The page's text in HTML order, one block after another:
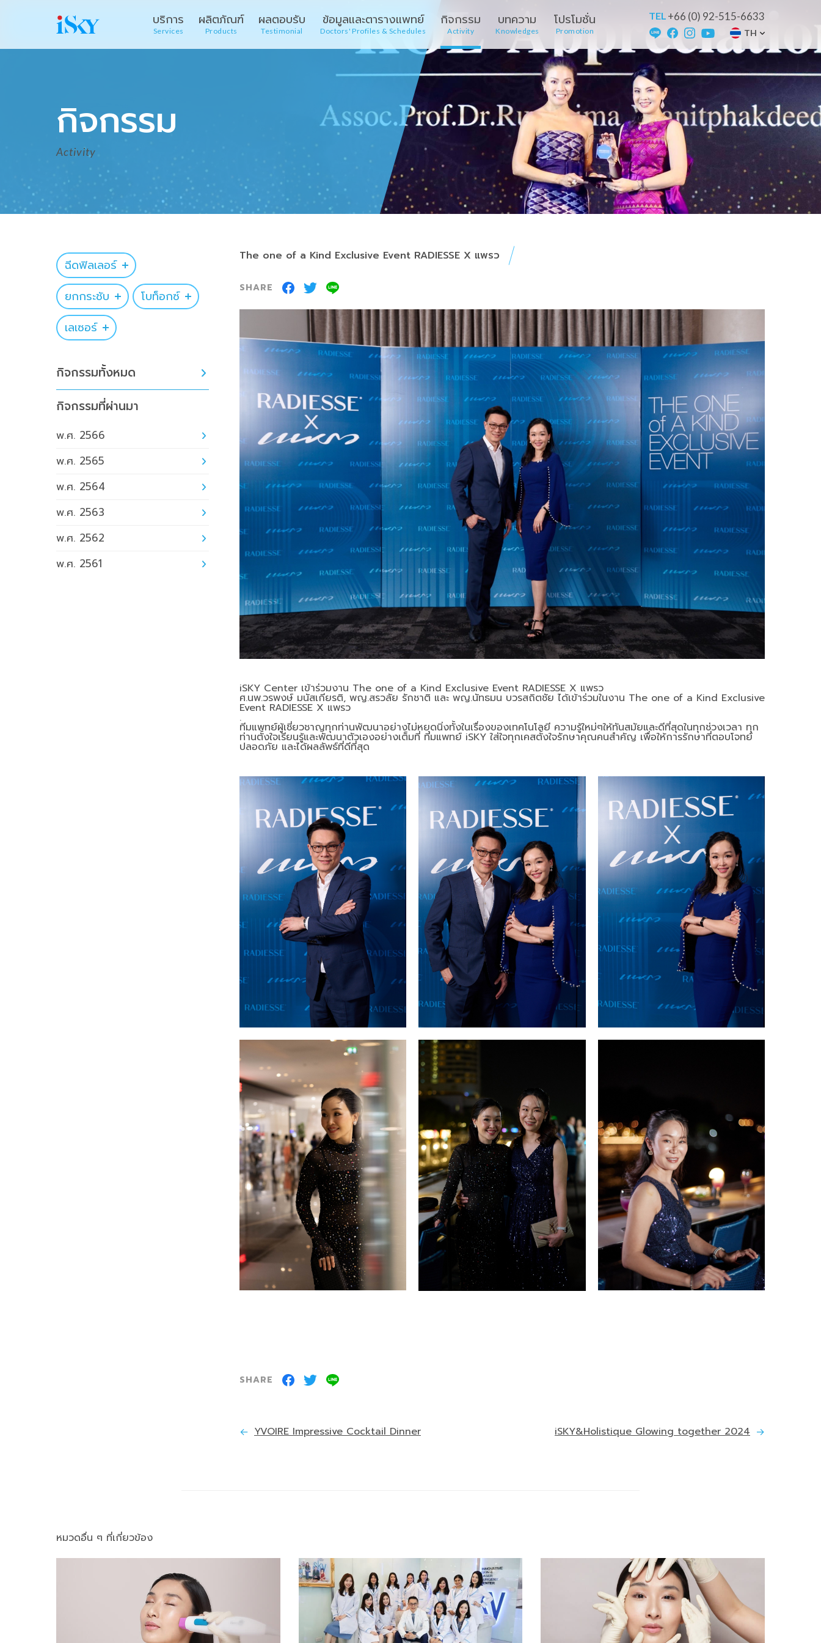
บริการ
Services
ผลิตภัณฑ์
Products
ผลตอบรับ
Testimonial
ข้อมูลและตารางแพทย์
Doctors' Profiles & Schedules
กิจกรรม
Activity
บทความ
Knowledges
โปรโมชั่น
Promotion
TEL +66 (0) 92-515-6633
TH
กิจกรรม
Activity
ฉีดฟิลเลอร์
ยกกระชับ
โบท็อกซ์
เลเซอร์
กิจกรรมทั้งหมด
กิจกรรมที่ผ่านมา
พ.ศ. 2566
พ.ศ. 2565
พ.ศ. 2564
พ.ศ. 2563
พ.ศ. 2562
พ.ศ. 2561
The one of a Kind Exclusive Event RADIESSE X แพรว
iSKY Center เข้าร่วมงาน The one of a Kind Exclusive Event RADIESSE X แพรว
ศ.นพ.วรพงษ์ มนัสเกียรติ, พญ.สรวลัย รักชาติ และ พญ.นัทธมน บวรสถิตชัย ได้เข้าร่วมในงาน The one of a Kind Exclusive
Event RADIESSE X แพรว
.
ทีมแพทย์ผู้เชี่ยวชาญทุกท่านพัฒนาอย่างไม่หยุดนิ่งทั้งในเรื่องของเทคโนโลยี ความรู้ใหม่ๆให้ทันสมัยและดีที่สุดในทุกช่วงเวลา ทุก
ท่านตั้งใจเรียนรู้และพัฒนาตัวเองอย่างเต็มที่ ทีมแพทย์ iSKY ใส่ใจทุกเคสตั้งใจรักษาคุณคนสำคัญ เพื่อให้การรักษาที่ตอบโจทย์
ปลอดภัย และได้ผลลัพธ์ที่ดีที่สุด
YVOIRE Impressive Cocktail Dinner iSKY&Holistique Glowing together 2024
หมวดอื่น ๆ ที่เกี่ยวข้อง